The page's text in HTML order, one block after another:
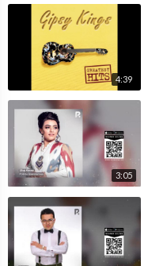
4:39
3:05